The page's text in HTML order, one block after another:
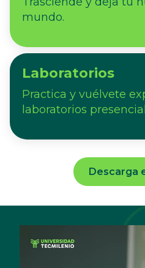
mundo.
Laboratorios
Practica y vuélvete
laboratorios
Descarga